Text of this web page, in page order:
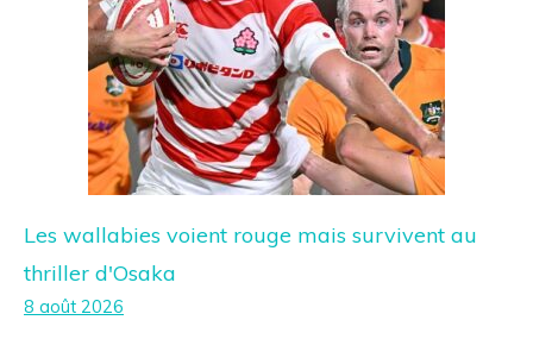
Les wallabies voient rouge mais survivent au
thriller d'Osaka
8 août 2026